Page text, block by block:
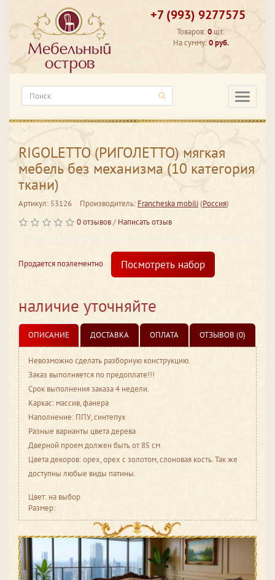
+7 (993) 9277575
Товаров:0 шт.
На сумму:0 руб.
RIGOLETTO (РИГОЛЕТТО) мягкая
мебель без механизма (10 категория
ткани)
Артикул: 53126 Производитель: Francheska mobili(Россия)
0 отзывов/ Написать отзыв
Продается поэлементно Посмотреть набор
наличие уточняйте
ОПИСАНИЕ ДОСТАВКА ОПЛАТА ОТЗЫВОВ (0)
Невозможно сделать разборную конструкцию.
Заказ выполняется по предоплате!!!
Срок выполнения заказа 4 недели.
Каркас: массив, фанера
Наполнение: ППУ, синтепух
Разные варианты цвета дерева
Дверной проем должен быть от 85 см
Цвета декоров: орех, орех с золотом, слоновая кость. Так же
доступны любые виды патины.
Цвет: на выбор
Размер: